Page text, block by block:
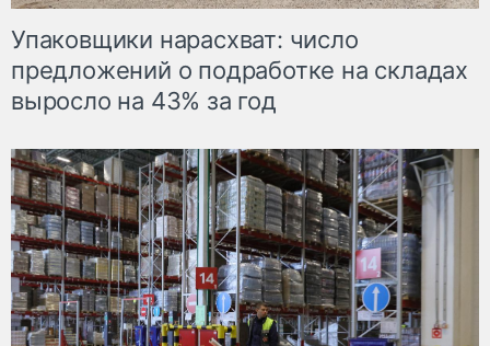
Упаковщики нарасхват: число
предложений о подработке на складах
выросло на 43% за год